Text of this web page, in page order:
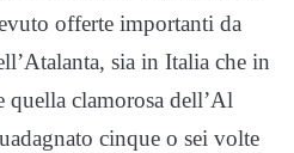
offerte importanti da
sia in Italia che in
quella clamorosa dell’Al
cinque o sei volte